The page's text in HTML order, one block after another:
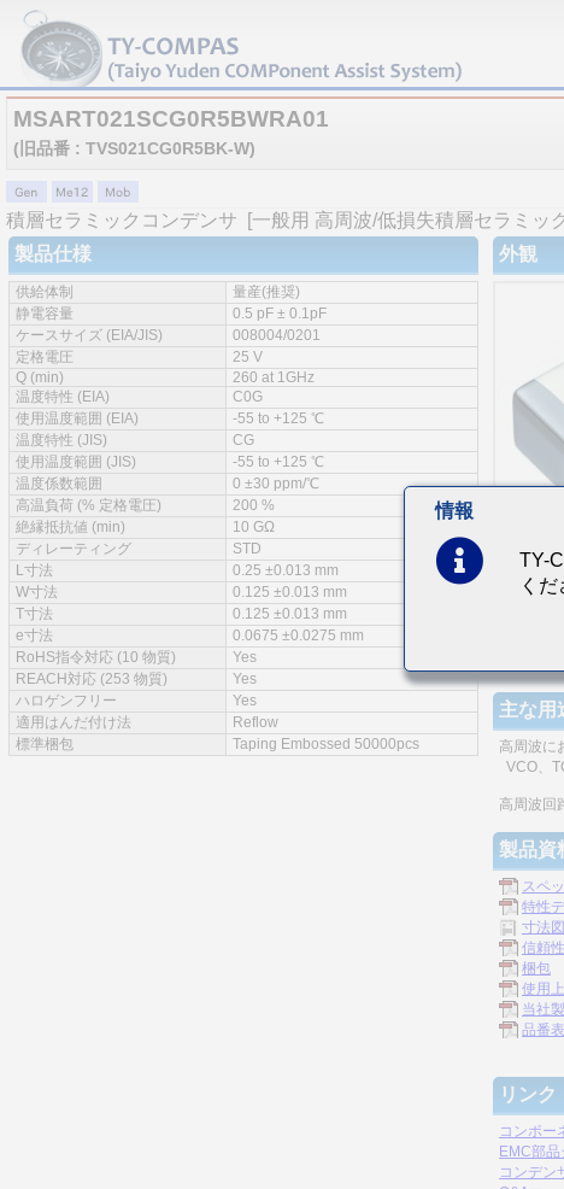
MSART021SCG0R5BWRA01
(旧品番 : TVS021CG0R5BK-W)
積層セラミックコンデンサ
[一般用 高周波/低損失積層セラミッ
製品仕様
供給体制
量産(推奨)
静電容量
0.5 pF ± 0.1pF
ケースサイズ (EIA/JIS)
008004/0201
定格電圧
25 V
Q (min)
260 at 1GHz
温度特性 (EIA)
C0G
使用温度範囲 (EIA)
-55 to +125 ℃
温度特性 (JIS)
CG
使用温度範囲 (JIS)
-55 to +125 ℃
温度係数範囲
0 ±30 ppm/℃
高温負荷 (% 定格電圧)
200 %
絶縁抵抗値 (min)
10 GΩ
ディレーティング
STD
L寸法
0.25 ±0.013 mm
W寸法
0.125 ±0.013 mm
T寸法
0.125 ±0.013 mm
e寸法
0.0675 ±0.0275 mm
RoHS指令対応 (10 物質)
Yes
REACH対応 (253 物質)
Yes
ハロゲンフリー
Yes
適用はんだ付け法
Reflow
標準梱包
Taping Embossed 50000pcs
外観
特徴
積層磁器
主な用
高周波に
VCO、
高周波回
製品資
スペ
特性
寸法
信頼性
梱包
使用
当社
品番
リンク
コンポー
EMC部
コンデン
情報
TY-
くだ